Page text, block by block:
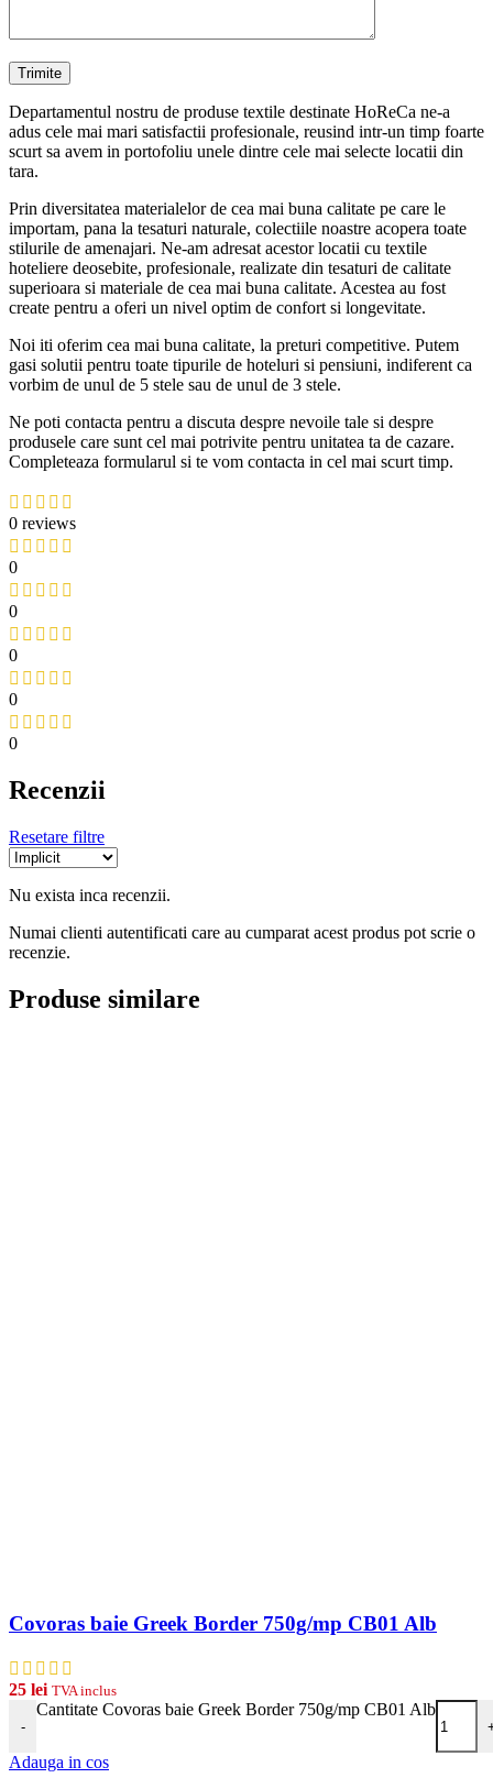
Departamentul nostru de produse textile destinate HoReCa ne-a
adus cele mai mari satisfactii profesionale, reusind intr-un timp foarte
scurt sa avem in portofoliu unele dintre cele mai selecte locatii din
tara.
Prin diversitatea materialelor de cea mai buna calitate pe care le
importam, pana la tesaturi naturale, colectiile noastre acopera toate
stilurile de amenajari. Ne-am adresat acestor locatii cu textile
hoteliere deosebite, profesionale, realizate din tesaturi de calitate
superioara si materiale de cea mai buna calitate. Acestea au fost
create pentru a oferi un nivel optim de confort si longevitate.
Noi iti oferim cea mai buna calitate, la preturi competitive. Putem
gasi solutii pentru toate tipurile de hoteluri si pensiuni, indiferent ca
vorbim de unul de 5 stele sau de unul de 3 stele.
Ne poti contacta pentru a discuta despre nevoile tale si despre
produsele care sunt cel mai potrivite pentru unitatea ta de cazare.
Completeaza formularul si te vom contacta in cel mai scurt timp.
0 reviews
0
0
0
0
0
Recenzii
Resetare filtre
Nu exista inca recenzii.
Numai clienti autentificati care au cumparat acest produs pot scrie o
recenzie.
Produse similare
Covoras baie Greek Border 750g/mp CB01 Alb
25 lei TVA inclus
-
Cantitate Covoras baie Greek Border 750g/mp CB01 Alb
Adauga in cos